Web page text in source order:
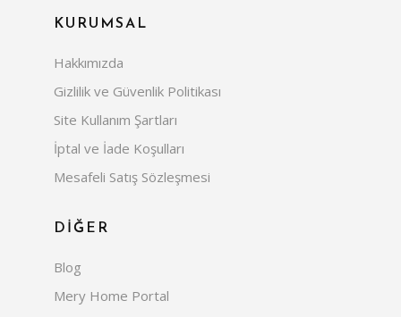
KURUMSAL
Hakkımızda
Gizlilik ve Güvenlik Politikası
Site Kullanım Şartları
İptal ve İade Koşulları
Mesafeli Satış Sözleşmesi
DİĞER
Blog
Mery Home Portal